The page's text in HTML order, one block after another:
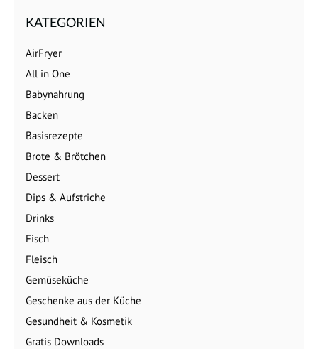
KATEGORIEN
AirFryer
All in One
Babynahrung
Backen
Basisrezepte
Brote & Brötchen
Dessert
Dips & Aufstriche
Drinks
Fisch
Fleisch
Gemüseküche
Geschenke aus der Küche
Gesundheit & Kosmetik
Gratis Downloads